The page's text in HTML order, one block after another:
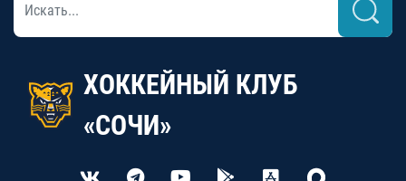
ХОККЕЙНЫЙ КЛУБ
«СОЧИ»